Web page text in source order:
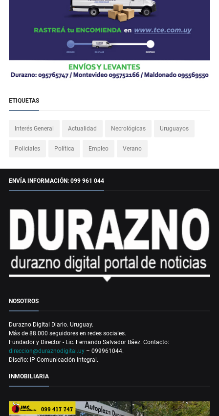
ETIQUETAS
Interés General Actualidad Necrológicas Uruguayos
Policiales Política Empleo Verano
ENVÍA INFORMACIÓN: 099 961 044
NOSOTROS
Durazno Digital Diario. Uruguay.
Más de 88.000 seguidores en redes sociales.
Fundador y Director - Lic. Fernando Salvador Báez. Contacto:
direccion@duraznodigital.uy – 099961044.
Diseño: IP Comunicación Integral.
INMOBILIARIA